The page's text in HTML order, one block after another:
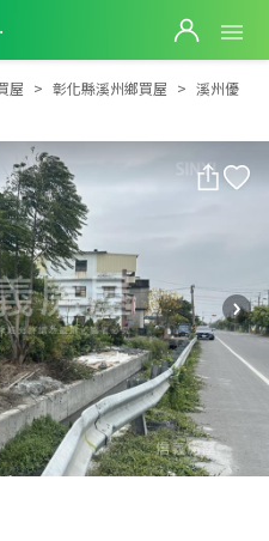
溪州優質乙建
屋 彰化縣溪州鄉買屋
溪州優